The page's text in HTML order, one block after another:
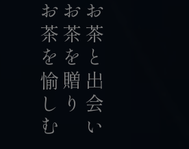
お茶と出会い
お茶を贈り
お茶を愉しむ
お茶のリーディングカンパニーとして
持続可能な茶農業の発展に貢
積極的に推進していま